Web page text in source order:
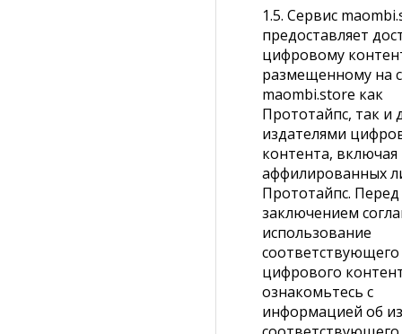
1.5. Сервис
предоставляет
цифровому
размещенному на
maombi.store как
Прототайпс, так и
издателями
контента, включая
аффилированных
Прототайпс. Перед
заключением
использование
соответствующего
цифрового
ознакомьтесь с
информацией об